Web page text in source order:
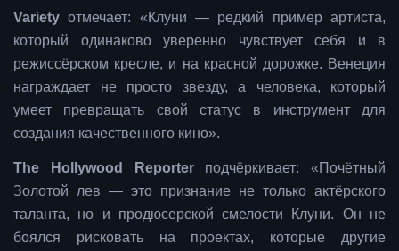
Varietyотмечает: «Клуни — редкий пример артиста,
который одинаково уверенно чувствует себя и в
режиссёрском кресле, и на красной дорожке. Венеция
награждает не просто звезду, а человека, который
умеет превращать свой статус в инструмент для
создания качественного кино».
The Hollywood Reporterподчёркивает: «Почётный
Золотой лев — это признание не только актёрского
таланта, но и продюсерской смелости Клуни. Он не
боялся рисковать на проектах, которые другие